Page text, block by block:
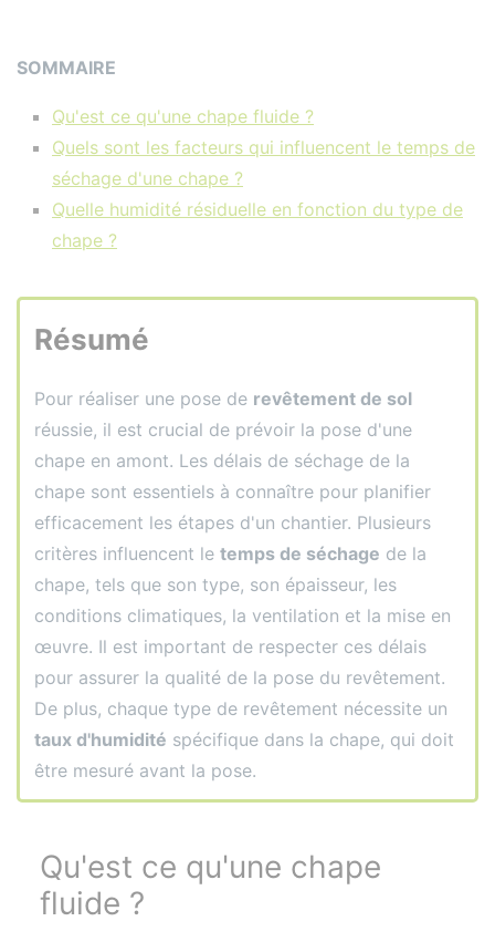
SOMMAIRE
Qu'est ce qu'une chape fluide ?
Quels sont les facteurs qui influencent le temps de
séchage d'une chape ?
Quelle humidité résiduelle en fonction du type de
chape ?
Résumé
Pour réaliser une pose de revêtement de sol
réussie, il est crucial de prévoir la pose d'une
chape en amont. Les délais de séchage de la
chape sont essentiels à connaître pour planifier
efficacement les étapes d'un chantier. Plusieurs
critères influencent le temps de séchage de la
chape, tels que son type, son épaisseur, les
conditions climatiques, la ventilation et la mise en
œuvre. Il est important de respecter ces délais
pour assurer la qualité de la pose du revêtement.
De plus, chaque type de revêtement nécessite un
taux d'humidité spécifique dans la chape, qui doit
être mesuré avant la pose.
Qu'est ce qu'une chape
fluide ?